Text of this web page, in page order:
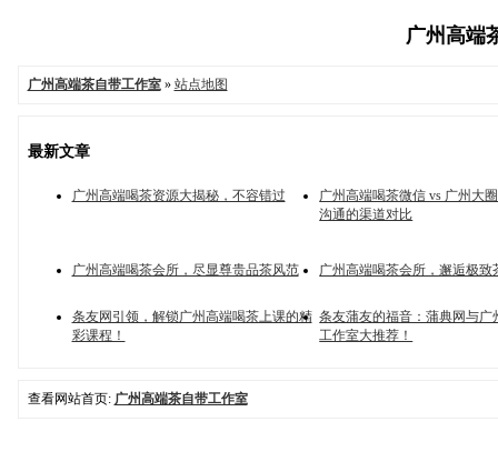
广州高端
广州高端茶自带工作室» 站点地图
最新文章
广州高端喝茶资源大揭秘，不容错过
广州高端喝茶微信 vs 广州大
沟通的渠道对比
广州高端喝茶会所，尽显尊贵品茶风范 广州高端喝茶会所，邂逅极致
条友网引领，解锁广州高端喝茶上课的精
彩课程！
条友蒲友的福音：蒲典网与广
工作室大推荐！
查看网站首页: 广州高端茶自带工作室